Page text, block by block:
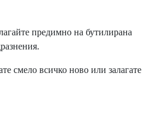
предимно на бутилирана
смело всичко ново или залагате